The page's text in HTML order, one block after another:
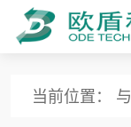
当前位置： 与